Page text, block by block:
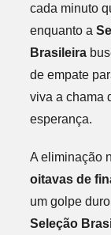
cada minuto
enquanto a
Brasileira
de empate
viva a chama
esperança.
A eliminação
oitavas de
um golpe
Seleção